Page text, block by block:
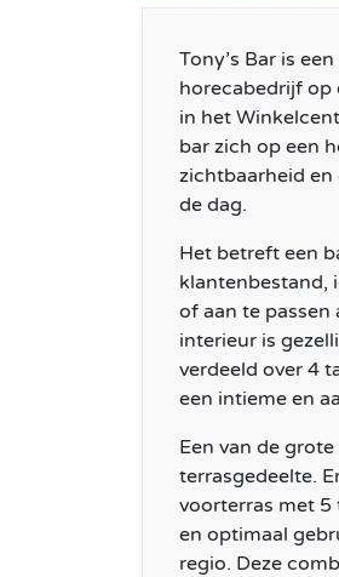
Tony’s Bar is
horecabedrijf op
in het
bar zich op een
zichtbaarheid
de dag.
Het betreft een
klantenbestand,
of aan te
interieur is
verdeeld over 4
een intieme en
Een van de
terrasgedeelte.
voorterras met 5
en optimaal
regio. Deze